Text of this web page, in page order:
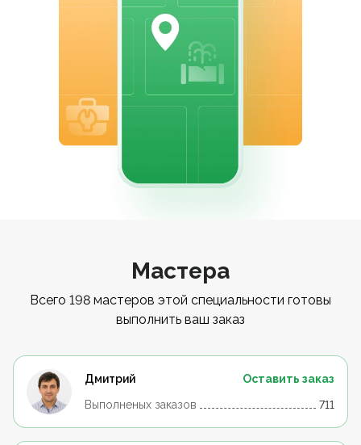
Мастера
Всего 198 мастеров этой специальности готовы
выполнить ваш заказ
Дмитрий
Оставить заказ
Выполненых заказов
711